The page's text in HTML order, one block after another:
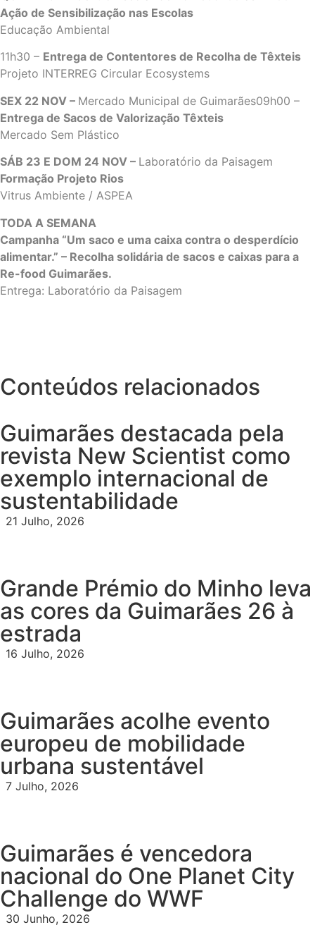
Ação de Sensibilização nas Escolas
Educação Ambiental
11h30 – Entrega de Contentores de Recolha de Têxteis
Projeto INTERREG Circular Ecosystems
SEX 22 NOV – Mercado Municipal de Guimarães09h00 –
Entrega de Sacos de Valorização Têxteis
Mercado Sem Plástico
SÁB 23 E DOM 24 NOV – Laboratório da Paisagem
Formação Projeto Rios
Vitrus Ambiente / ASPEA
TODA A SEMANA
Campanha “Um saco e uma caixa contra o desperdício
alimentar.” – Recolha solidária de sacos e caixas para a
Re-food Guimarães.
Entrega: Laboratório da Paisagem
Conteúdos relacionados
Guimarães destacada pela
revista New Scientist como
exemplo internacional de
sustentabilidade
21 Julho, 2026
Grande Prémio do Minho leva
as cores da Guimarães 26 à
estrada
16 Julho, 2026
Guimarães acolhe evento
europeu de mobilidade
urbana sustentável
7 Julho, 2026
Guimarães é vencedora
nacional do One Planet City
Challenge do WWF
30 Junho, 2026